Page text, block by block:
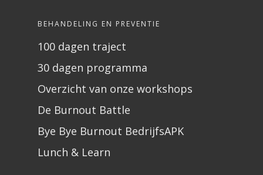
BEHANDELING EN PREVENTIE
100 dagen traject
30 dagen programma
Overzicht van onze workshops
De Burnout Battle
Bye Bye Burnout BedrijfsAPK
Lunch & Learn